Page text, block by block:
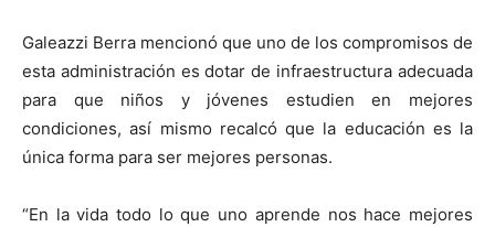
Galeazzi Berra mencionó que uno de los compromisos de
esta administración es dotar de infraestructura adecuada
para que niños y jóvenes estudien en mejores
condiciones, así mismo recalcó que la educación es la
única forma para ser mejores personas.
“En la vida todo lo que uno aprende nos hace mejores